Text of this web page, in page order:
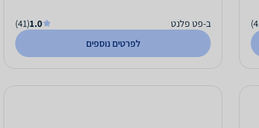
ב-פט פלנט 1.0
(41)
לפרטים נוספים